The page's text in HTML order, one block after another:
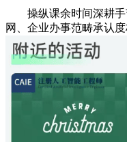
操纵课余时间深耕手
网、企业办事范畴承认度